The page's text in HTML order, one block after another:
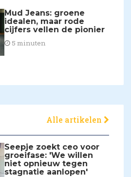
Mud Jeans: groene
idealen, maar rode
cijfers vellen de pionier
5 minuten
Alle artikelen
Seepje zoekt ceo voor
groeifase: 'We willen
niet opnieuw tegen
stagnatie aanlopen'